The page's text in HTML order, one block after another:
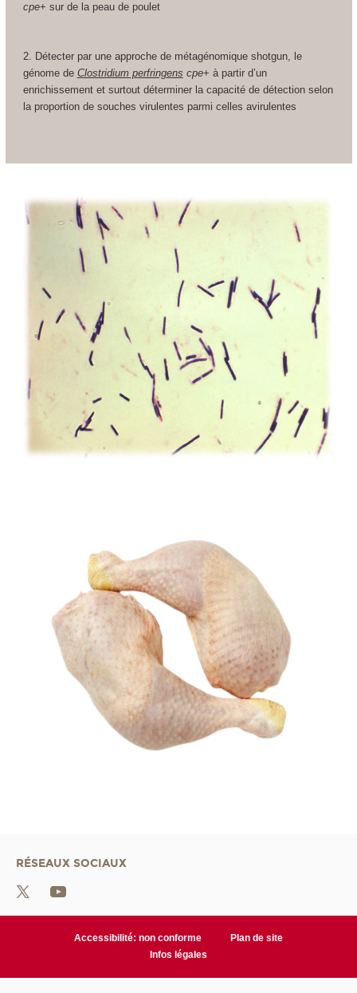
cpe+ sur de la peau de poulet
2. Détecter par une approche de métagénomique shotgun, le
génome de Clostridium perfringens cpe+ à partir d’un
enrichissement et surtout déterminer la capacité de détection selon
la proportion de souches virulentes parmi celles avirulentes
RÉSEAUX SOCIAUX
Accessibilité: non conforme
Plan de site
Infos légales